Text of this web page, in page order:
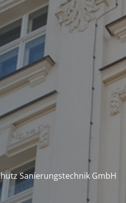
Sanierungstechnik GmbH